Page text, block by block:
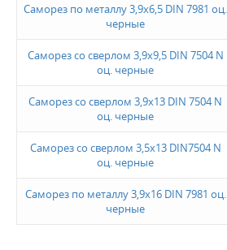
Саморез по металлу 3,9х6,5 DIN 7981 оц.
черные
Саморез со сверлом 3,9х9,5 DIN 7504 N
оц. черные
Саморез со сверлом 3,9х13 DIN 7504 N
оц. черные
Саморез со сверлом 3,5х13 DIN7504 N
оц. черные
Саморез по металлу 3,9х16 DIN 7981 оц.
черные